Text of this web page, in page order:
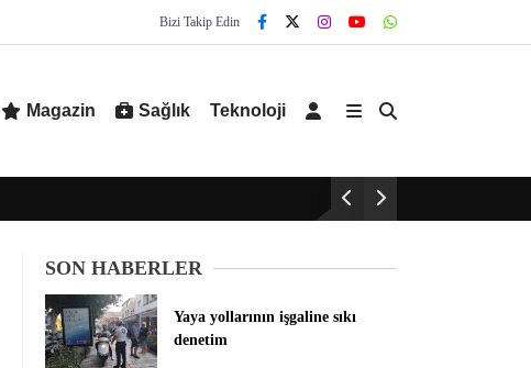
Bizi Takip Edin
Magazin Sağlık Teknoloji
SON HABERLER
Yaya yollarının işgaline sıkı
denetim